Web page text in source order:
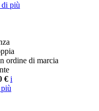
di più
ordine di marcia
€ i